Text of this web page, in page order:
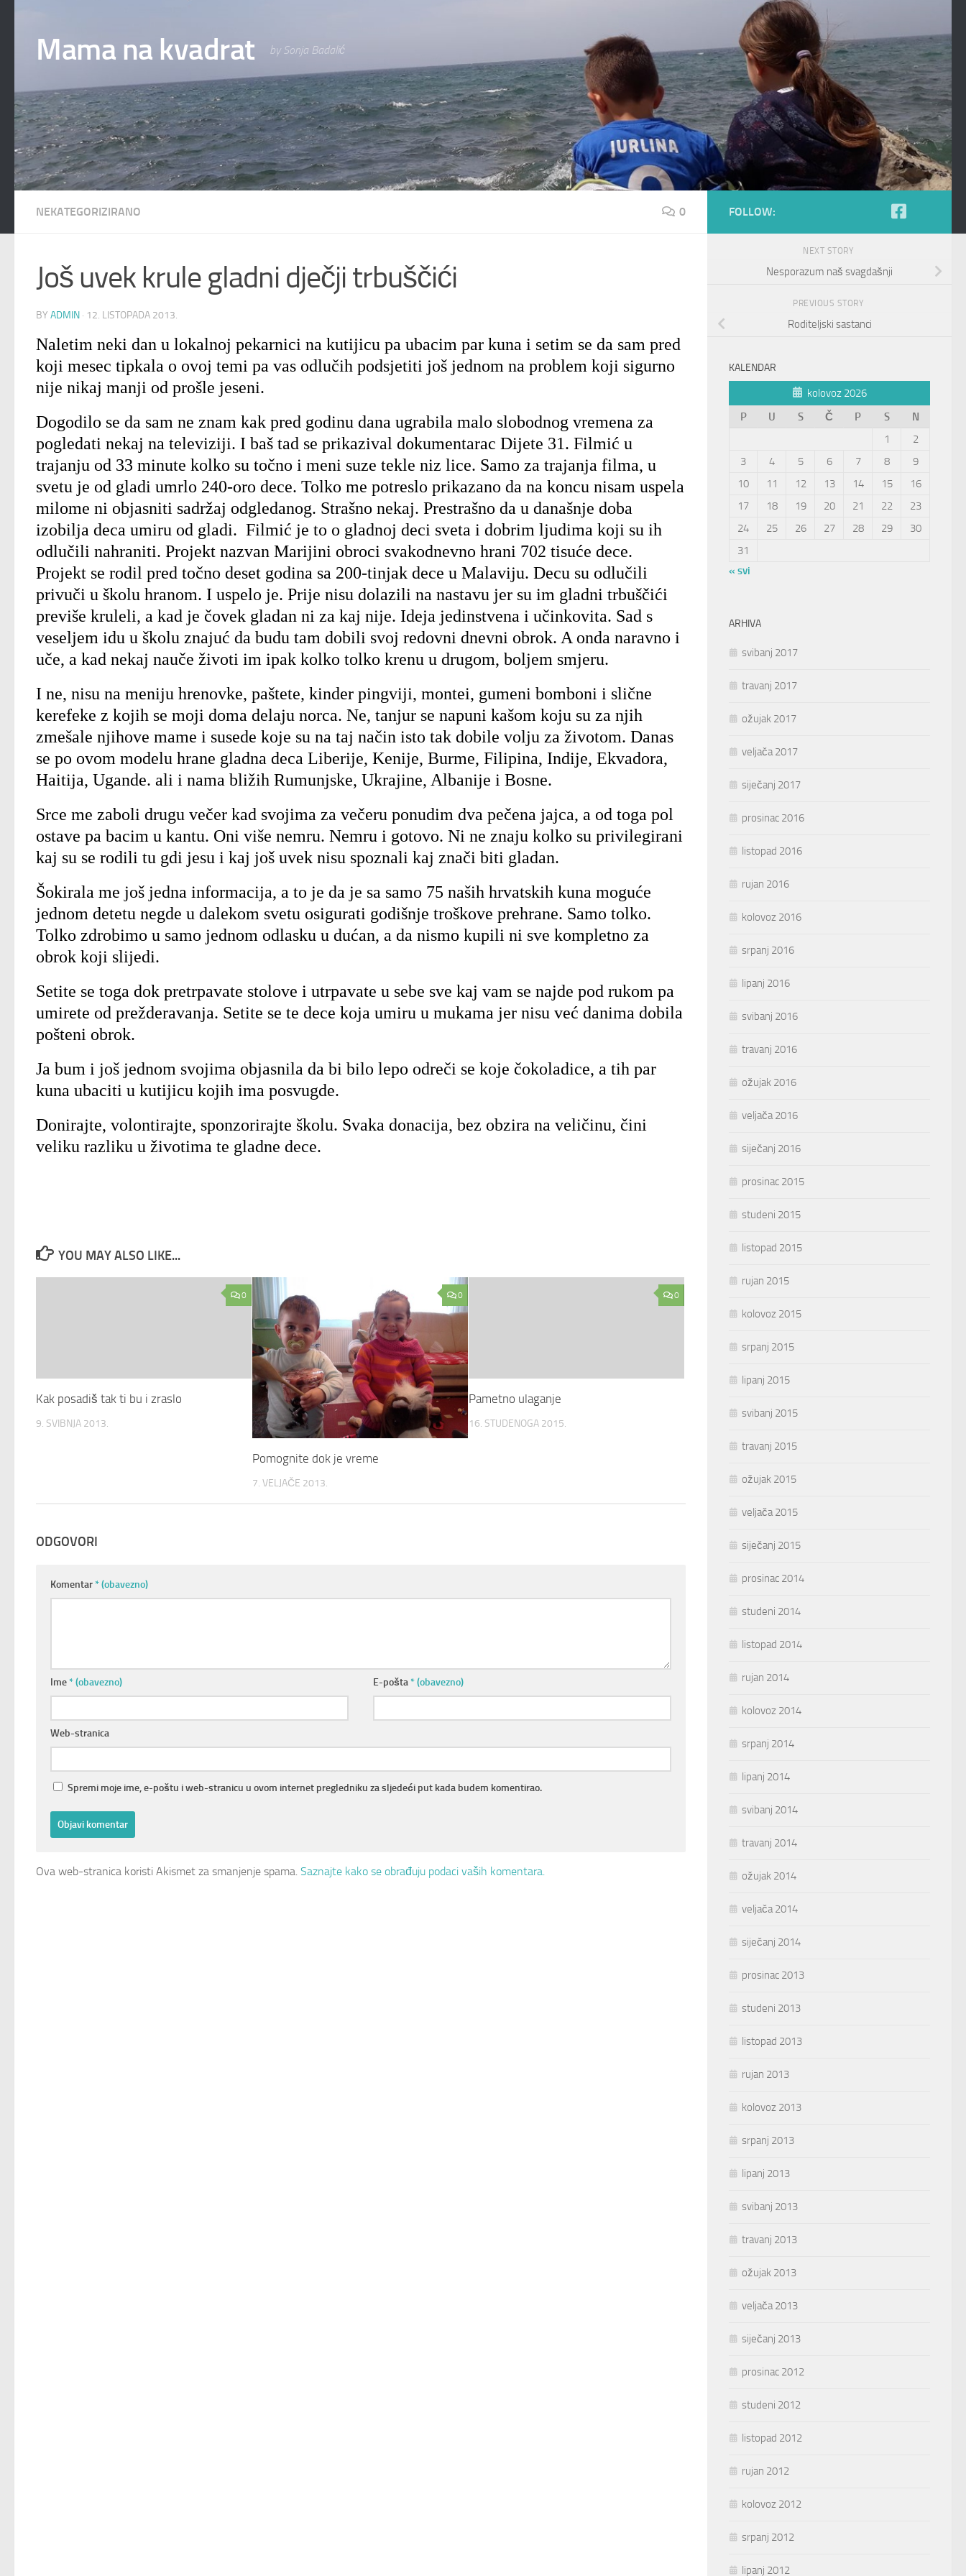
Mama na kvadrat by Sonja Badalić
NEKATEGORIZIRANO 0
Još uvek krule gladni dječji trbuščići
BY ADMIN · 12. LISTOPADA 2013.
Naletim neki dan u lokalnoj pekarnici na kutijicu pa ubacim par kuna i setim se da sam pred
koji mesec tipkala o ovoj temi pa vas odlučih podsjetiti još jednom na problem koji sigurno
nije nikaj manji od prošle jeseni.
Dogodilo se da sam ne znam kak pred godinu dana ugrabila malo slobodnog vremena za
pogledati nekaj na televiziji. I baš tad se prikazival dokumentarac Dijete 31. Filmić u
trajanju od 33 minute kolko su točno i meni suze tekle niz lice. Samo za trajanja filma, u
svetu je od gladi umrlo 240-oro dece. Tolko me potreslo prikazano da na koncu nisam uspela
milome ni objasniti sadržaj odgledanog. Strašno nekaj. Prestrašno da u današnje doba
izobilja deca umiru od gladi. Filmić je to o gladnoj deci sveta i dobrim ljudima koji su ih
odlučili nahraniti. Projekt nazvan Marijini obroci svakodnevno hrani 702 tisuće dece.
Projekt se rodil pred točno deset godina sa 200-tinjak dece u Malaviju. Decu su odlučili
privuči u školu hranom. I uspelo je. Prije nisu dolazili na nastavu jer su im gladni trbuščići
previše kruleli, a kad je čovek gladan ni za kaj nije. Ideja jedinstvena i učinkovita. Sad s
veseljem idu u školu znajuć da budu tam dobili svoj redovni dnevni obrok. A onda naravno i
uče, a kad nekaj nauče životi im ipak kolko tolko krenu u drugom, boljem smjeru.
I ne, nisu na meniju hrenovke, paštete, kinder pingviji, montei, gumeni bomboni i slične
kerefeke z kojih se moji doma delaju norca. Ne, tanjur se napuni kašom koju su za njih
zmešale njihove mame i susede koje su na taj način isto tak dobile volju za životom. Danas
se po ovom modelu hrane gladna deca Liberije, Kenije, Burme, Filipina, Indije, Ekvadora,
Haitija, Ugande. ali i nama bližih Rumunjske, Ukrajine, Albanije i Bosne.
Srce me zaboli drugu večer kad svojima za večeru ponudim dva pečena jajca, a od toga pol
ostave pa bacim u kantu. Oni više nemru. Nemru i gotovo. Ni ne znaju kolko su privilegirani
kaj su se rodili tu gdi jesu i kaj još uvek nisu spoznali kaj znači biti gladan.
Šokirala me još jedna informacija, a to je da je sa samo 75 naših hrvatskih kuna moguće
jednom detetu negde u dalekom svetu osigurati godišnje troškove prehrane. Samo tolko.
Tolko zdrobimo u samo jednom odlasku u dućan, a da nismo kupili ni sve kompletno za
obrok koji slijedi.
Setite se toga dok pretrpavate stolove i utrpavate u sebe sve kaj vam se najde pod rukom pa
umirete od prežderavanja. Setite se te dece koja umiru u mukama jer nisu već danima dobila
pošteni obrok.
Ja bum i još jednom svojima objasnila da bi bilo lepo odreči se koje čokoladice, a tih par
kuna ubaciti u kutijicu kojih ima posvugde.
Donirajte, volontirajte, sponzorirajte školu. Svaka donacija, bez obzira na veličinu, čini
veliku razliku u životima te gladne dece.
YOU MAY ALSO LIKE...
0
Kak posadiš tak ti bu i zraslo
9. SVIBNJA 2013.
0
Pomognite dok je vreme
7. VELJAČE 2013.
0
Pametno ulaganje
16. STUDENOGA 2015.
ODGOVORI
Komentar* (obavezno)
Ime* (obavezno) E-pošta* (obavezno)
Web-stranica
Spremi moje ime, e-poštu i web-stranicu u ovom internet pregledniku za sljedeći put kada budem komentirao.
Ova web-stranica koristi Akismet za smanjenje spama. Saznajte kako se obrađuju podaci vaših komentara.
FOLLOW:
NEXT STORY
Nesporazum naš svagdašnji
PREVIOUS STORY
Roditeljski sastanci
KALENDAR
kolovoz 2026
P
U S Č P S
N
1
2
3
4 5 6 7 8
9
10
11 12 13 14 15
16
17
18 19 20 21 22
23
24
25 26 27 28 29
30
31
« svi
ARHIVA
svibanj 2017
travanj 2017
ožujak 2017
veljača 2017
siječanj 2017
prosinac 2016
listopad 2016
rujan 2016
kolovoz 2016
srpanj 2016
lipanj 2016
svibanj 2016
travanj 2016
ožujak 2016
veljača 2016
siječanj 2016
prosinac 2015
studeni 2015
listopad 2015
rujan 2015
kolovoz 2015
srpanj 2015
lipanj 2015
svibanj 2015
travanj 2015
ožujak 2015
veljača 2015
siječanj 2015
prosinac 2014
studeni 2014
listopad 2014
rujan 2014
kolovoz 2014
srpanj 2014
lipanj 2014
svibanj 2014
travanj 2014
ožujak 2014
veljača 2014
siječanj 2014
prosinac 2013
studeni 2013
listopad 2013
rujan 2013
kolovoz 2013
srpanj 2013
lipanj 2013
svibanj 2013
travanj 2013
ožujak 2013
veljača 2013
siječanj 2013
prosinac 2012
studeni 2012
listopad 2012
rujan 2012
kolovoz 2012
srpanj 2012
lipanj 2012